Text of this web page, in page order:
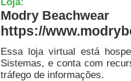
Modry Beachwear
https://
Essa loja virtual está
Sistemas, e conta com
tráfego de informações.